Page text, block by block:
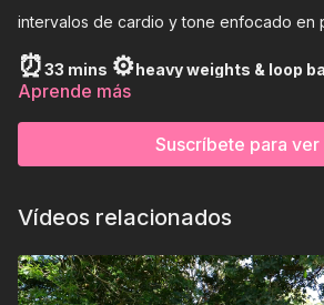
intervalos de cardio y tone enfocado en
⏰33 mins ⚙️heavy weights & loop
Aprende más
Suscríbete para ver
Vídeos relacionados